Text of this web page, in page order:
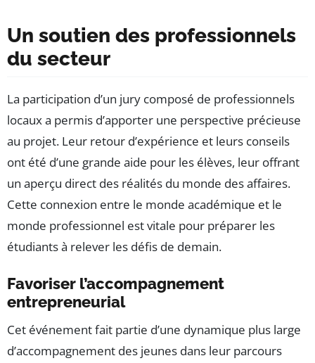
Un soutien des professionnels
du secteur
La participation d’un jury composé de professionnels
locaux a permis d’apporter une perspective précieuse
au projet. Leur retour d’expérience et leurs conseils
ont été d’une grande aide pour les élèves, leur offrant
un aperçu direct des réalités du monde des affaires.
Cette connexion entre le monde académique et le
monde professionnel est vitale pour préparer les
étudiants à relever les défis de demain.
Favoriser l’accompagnement
entrepreneurial
Cet événement fait partie d’une dynamique plus large
d’accompagnement des jeunes dans leur parcours